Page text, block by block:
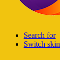
Search for
Switch skin